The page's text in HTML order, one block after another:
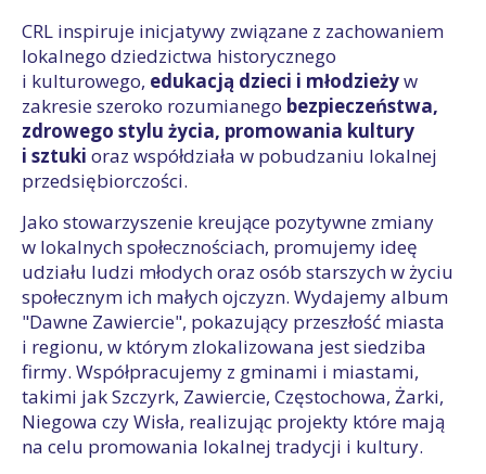
CRL inspiruje inicjatywy związane z zachowaniem
lokalnego dziedzictwa historycznego
i kulturowego, edukacją dzieci i młodzieżyw
zakresie szeroko rozumianego bezpieczeństwa,
zdrowego stylu życia, promowania kultury
i sztuki oraz współdziała w pobudzaniu lokalnej
przedsiębiorczości.
Jako stowarzyszenie kreujące pozytywne zmiany
w lokalnych społecznościach, promujemy ideę
udziału ludzi młodych oraz osób starszych w życiu
społecznym ich małych ojczyzn. Wydajemy album
"Dawne Zawiercie", pokazujący przeszłość miasta
i regionu, w którym zlokalizowana jest siedziba
firmy. Współpracujemy z gminami i miastami,
takimi jak Szczyrk, Zawiercie, Częstochowa, Żarki,
Niegowa czy Wisła, realizując projekty które mają
na celu promowania lokalnej tradycji i kultury.